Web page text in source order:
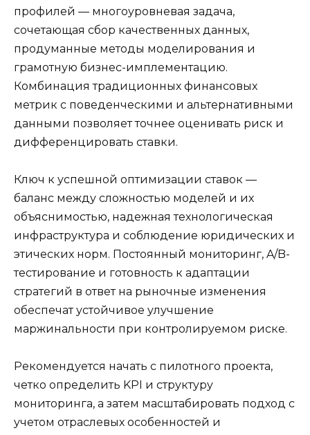
профилей — многоуровневая задача,
сочетающая сбор качественных данных,
продуманные методы моделирования и
грамотную бизнес-имплементацию.
Комбинация традиционных финансовых
метрик с поведенческими и альтернативными
данными позволяет точнее оценивать риск и
дифференцировать ставки.
Ключ к успешной оптимизации ставок —
баланс между сложностью моделей и их
объяснимостью, надежная технологическая
инфраструктура и соблюдение юридических и
этических норм. Постоянный мониторинг, A/B-
тестирование и готовность к адаптации
стратегий в ответ на рыночные изменения
обеспечат устойчивое улучшение
маржинальности при контролируемом риске.
Рекомендуется начать с пилотного проекта,
четко определить KPI и структуру
мониторинга, а затем масштабировать подход с
учетом отраслевых особенностей и